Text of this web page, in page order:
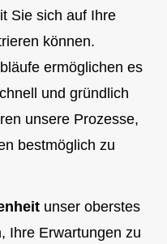
Sie sich auf Ihre
können.
ermöglichen es
und gründlich
unsere Prozesse,
bestmöglich zu
unser oberstes
Ihre Erwartungen zu